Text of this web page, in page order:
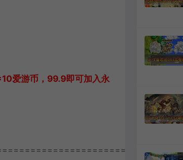
爱游币，99.9即可加入永